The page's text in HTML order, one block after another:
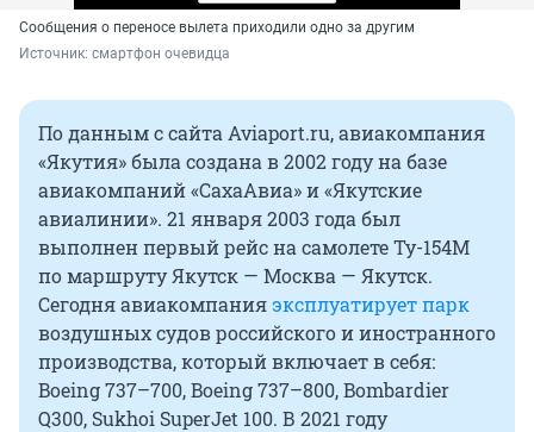
Сообщения о переносе вылета приходили одно за другим
Источник: смартфон очевидца
По данным с сайта Aviaport.ru, авиакомпания
«Якутия» была создана в 2002 году на базе
авиакомпаний «СахаАвиа» и «Якутские
авиалинии». 21 января 2003 года был
выполнен первый рейс на самолете Ту-154М
по маршруту Якутск — Москва — Якутск.
Сегодня авиакомпанияэксплуатирует парк
воздушных судов российского и иностранного
производства, который включает в себя:
Boeing 737–700, Boeing 737–800, Bombardier
Q300, Sukhoi SuperJet 100. В 2021 году